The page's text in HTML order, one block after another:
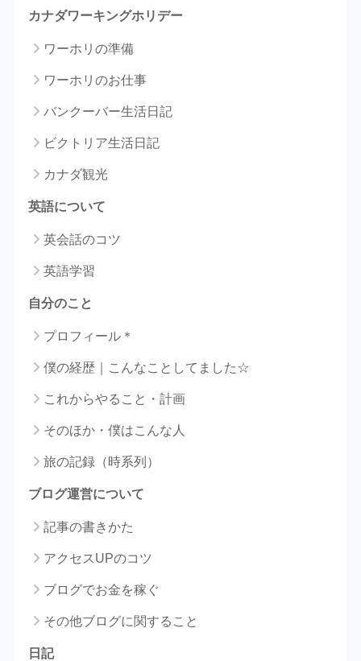
カナダワーキングホリデー
ワーホリの準備
ワーホリのお仕事
バンクーバー生活日記
ビクトリア生活日記
カナダ観光
英語について
英会話のコツ
英語学習
自分のこと
プロフィール＊
僕の経歴｜こんなことしてました☆
これからやること・計画
そのほか・僕はこんな人
旅の記録（時系列）
ブログ運営について
記事の書きかた
アクセスUPのコツ
ブログでお金を稼ぐ
その他ブログに関すること
日記